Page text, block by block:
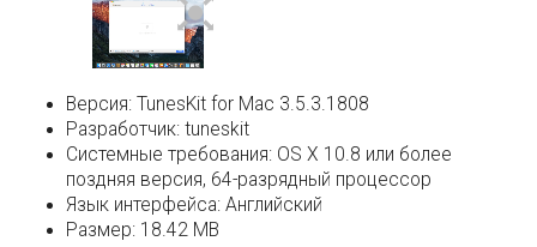
Версия: TunesKit for Mac 3.5.3.1808
Разработчик: tuneskit
Системные требования: OS X 10.8 или более
поздняя версия, 64-разрядный процессор
Язык интерфейса: Английский
Размер: 18.42 MB